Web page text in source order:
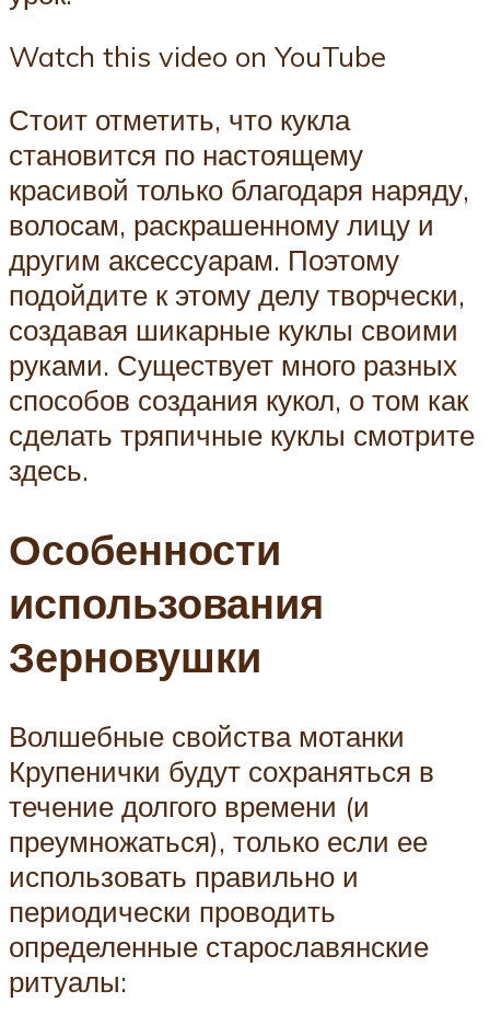
Watch this video on YouTube
Стоит отметить, что кукла
становится по настоящему
красивой только благодаря наряду,
волосам, раскрашенному лицу и
другим аксессуарам. Поэтому
подойдите к этому делу творчески,
создавая шикарные куклы своими
руками. Существует много разных
способов создания кукол, о том как
сделать тряпичные куклы смотрите
здесь.
Особенности
использования
Зерновушки
Волшебные свойства мотанки
Крупенички будут сохраняться в
течение долгого времени (и
преумножаться), только если ее
использовать правильно и
периодически проводить
определенные старославянские
ритуалы: